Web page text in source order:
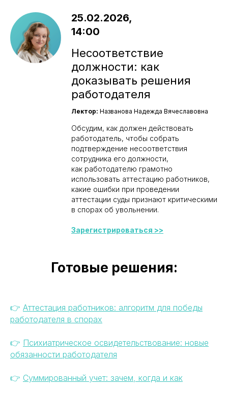
25.02.2026,
14:00
Несоответствие
должности: как
доказывать решения
работодателя
Лектор: Названова Надежда Вячеславовна
Обсудим, как должен действовать
работодатель, чтобы собрать
подтверждение несоответствия
сотрудника его должности,
как работодателю грамотно
использовать аттестацию работников,
какие ошибки при проведении
аттестации суды признают критическими
в спорах об увольнении.
Зарегистрироваться >>
Готовые решения:
👉 Аттестация работников: алгоритм для победы
работодателя в спорах
👉 Психиатрическое освидетельствование: новые
обязанности работодателя
👉 Суммированный учет: зачем, когда и как